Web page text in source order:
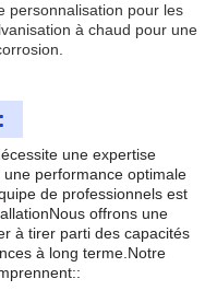
personnalisation pour les
à chaud pour une
une expertise
performance optimale
de professionnels est
offrons une
à tirer parti des capacités
à long terme.Notre